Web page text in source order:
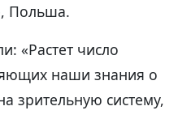
Польша.
«Растет число
наши знания о
зрительную систему,